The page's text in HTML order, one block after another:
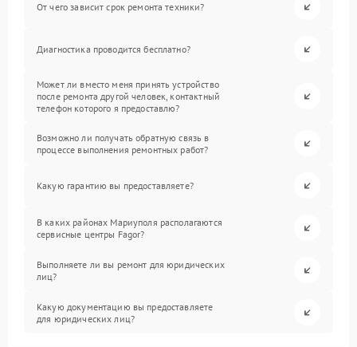
От чего зависит срок ремонта техники?
Диагностика проводится бесплатно?
Может ли вместо меня принять устройство
после ремонта другой человек, контактный
телефон которого я предоставлю?
Возможно ли получать обратную связь в
процессе выполнения ремонтных работ?
Какую гарантию вы предоставляете?
В каких районах Мариуполя располагаются
сервисные центры Fagor?
Выполняете ли вы ремонт для юридических
лиц?
Какую документацию вы предоставляете
для юридических лиц?